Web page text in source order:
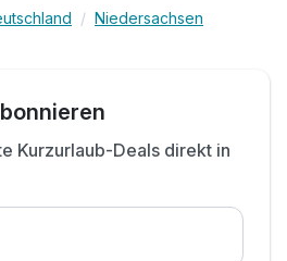
Niedersachsen
Kurzurlaub-Deals direkt in